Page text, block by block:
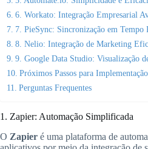
6. Workato: Integração Empresarial
7. PieSync: Sincronização em Tempo
8. Nelio: Integração de Marketing
9. Google Data Studio: Visualização
Próximos Passos para
Perguntas Frequentes
1. Zapier: Automação Simplificada
O Zapier é uma plataforma de